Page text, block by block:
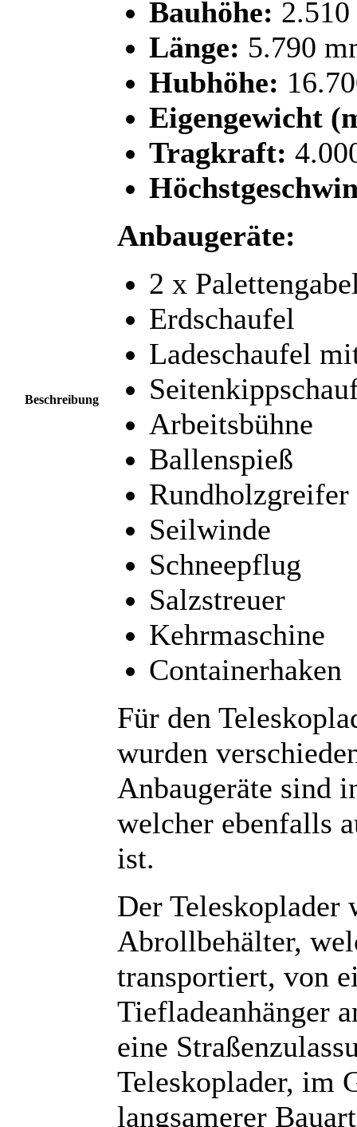
Beschreibung
Bauhöhe:
Länge: 5.790
Hubhöhe:
Eigengewicht
Tragkraft:
Anbaugeräte:
2 x
Erdschaufel
Ladeschaufel
Arbeitsbühne
Ballenspieß
Rundholzgreifer
Seilwinde
Schneepflug
Salzstreuer
Kehrmaschine
Containerhaken
Für den
wurden
Anbaugeräte sind
welcher ebenfalls
ist.
Der Teleskoplader
Abrollbehälter,
transportiert, von
Tiefladeanhänger
eine
Teleskoplader, im
langsamerer